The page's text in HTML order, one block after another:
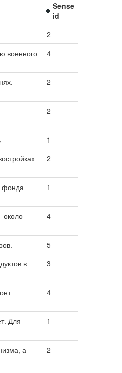
Sense
id
2
военного
4
2
2
1
2
фонда
1
около
4
5
в
3
4
Для
1
а
2